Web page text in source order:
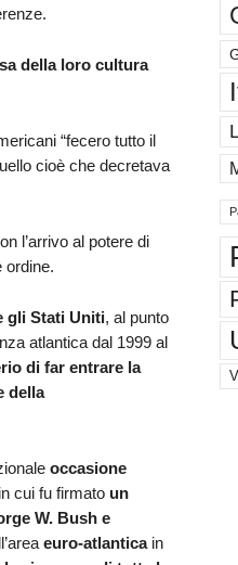
della loro cultura
“fecero tutto il
cioè che decretava
l’arrivo al potere di
ordine.
gli Stati Uniti, al punto
atlantica dal 1999 al
di far entrare la
della
occasione
cui fu firmato un
W. Bush e
euro-atlanticain